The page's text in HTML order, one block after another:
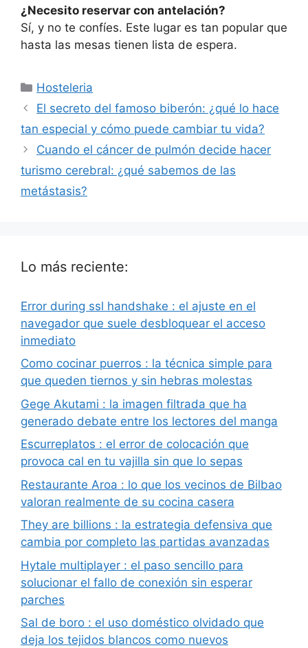
¿Necesito reservar con antelación?
Sí, y no te confíes. Este lugar es tan popular que
hasta las mesas tienen lista de espera.
Categorías
Hosteleria
El secreto del famoso biberón: ¿qué lo hace
tan especial y cómo puede cambiar tu vida?
Cuando el cáncer de pulmón decide hacer
turismo cerebral: ¿qué sabemos de las
metástasis?
Lo más reciente:
Error during ssl handshake : el ajuste en el
navegador que suele desbloquear el acceso
inmediato
Como cocinar puerros : la técnica simple para
que queden tiernos y sin hebras molestas
Gege Akutami : la imagen filtrada que ha
generado debate entre los lectores del manga
Escurreplatos : el error de colocación que
provoca cal en tu vajilla sin que lo sepas
Restaurante Aroa : lo que los vecinos de Bilbao
valoran realmente de su cocina casera
They are billions : la estrategia defensiva que
cambia por completo las partidas avanzadas
Hytale multiplayer : el paso sencillo para
solucionar el fallo de conexión sin esperar
parches
Sal de boro : el uso doméstico olvidado que
deja los tejidos blancos como nuevos